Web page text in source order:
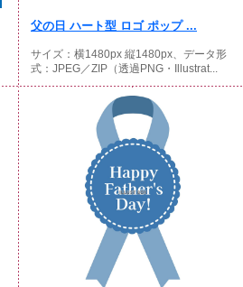
父の日 ハート型 ロゴ ポップ ...
サイズ：横1480px 縦1480px、データ形
式：JPEG／ZIP（透過PNG・Illustrat...